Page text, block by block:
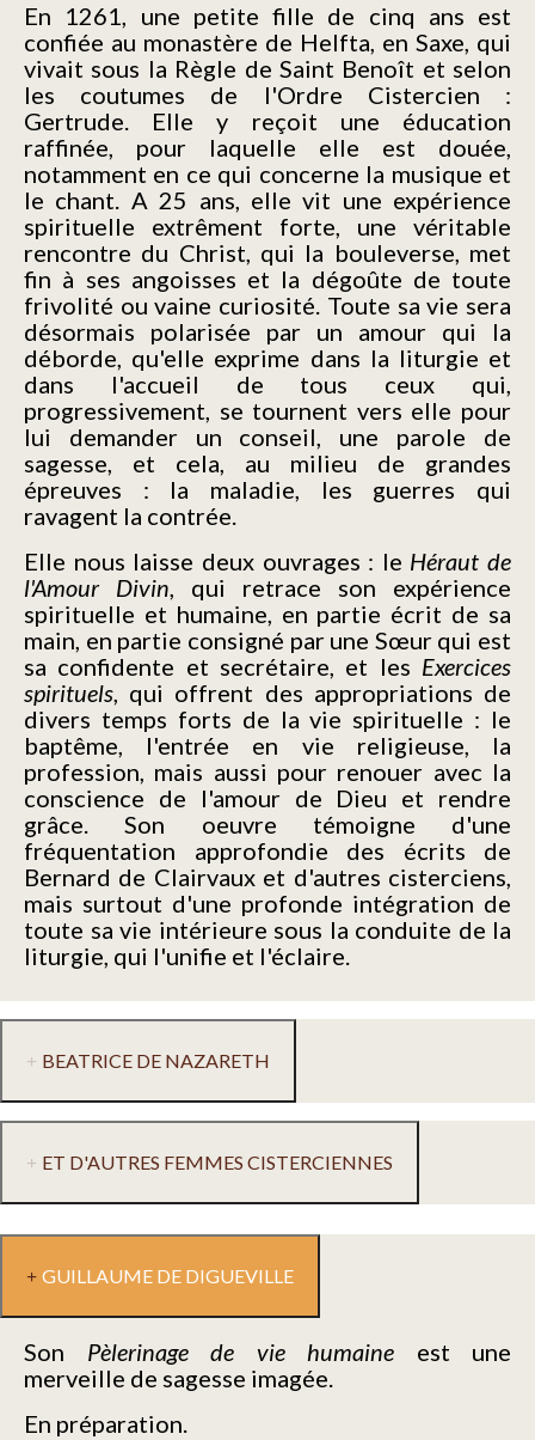
En 1261, une petite fille de cinq ans est
confiée au monastère de Helfta, en Saxe, qui
vivait sous la Règle de Saint Benoît et selon
les coutumes de l'Ordre Cistercien :
Gertrude. Elle y reçoit une éducation
raffinée, pour laquelle elle est douée,
notamment en ce qui concerne la musique et
le chant. A 25 ans, elle vit une expérience
spirituelle extrêment forte, une véritable
rencontre du Christ, qui la bouleverse, met
fin à ses angoisses et la dégoûte de toute
frivolité ou vaine curiosité. Toute sa vie sera
désormais polarisée par un amour qui la
déborde, qu'elle exprime dans la liturgie et
dans l'accueil de tous ceux qui,
progressivement, se tournent vers elle pour
lui demander un conseil, une parole de
sagesse, et cela, au milieu de grandes
épreuves : la maladie, les guerres qui
ravagent la contrée.
Elle nous laisse deux ouvrages : le Héraut de
l'Amour Divin, qui retrace son expérience
spirituelle et humaine, en partie écrit de sa
main, en partie consigné par une Sœur qui est
sa confidente et secrétaire, et les Exercices
spirituels, qui offrent des appropriations de
divers temps forts de la vie spirituelle : le
baptême, l'entrée en vie religieuse, la
profession, mais aussi pour renouer avec la
conscience de l'amour de Dieu et rendre
grâce. Son oeuvre témoigne d'une
fréquentation approfondie des écrits de
Bernard de Clairvaux et d'autres cisterciens,
mais surtout d'une profonde intégration de
toute sa vie intérieure sous la conduite de la
liturgie, qui l'unifie et l'éclaire.
BEATRICE DE NAZARETH
ET D'AUTRES FEMMES CISTERCIENNES
GUILLAUME DE DIGUEVILLE
Son Pèlerinage de vie humaine est une
merveille de sagesse imagée.
En préparation.